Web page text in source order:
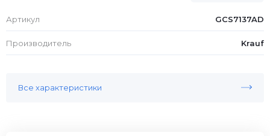
Артикул GCS7137AD
Производитель Krauf
Все характеристики